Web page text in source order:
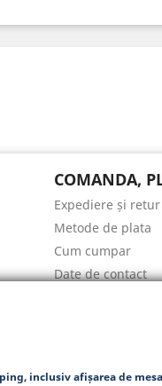
COMANDA,
Expediere și retur
Metode de plata
Cum cumpar
Date de contact
inclusiv afișarea de